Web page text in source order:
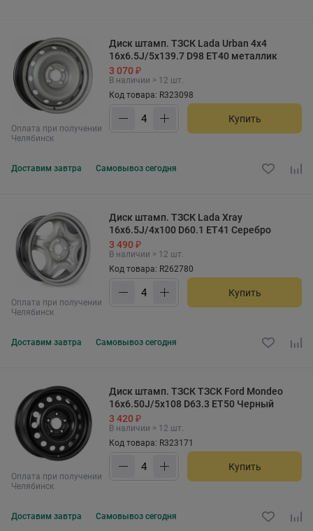
Оплата при получении
Челябинск
Диск штамп. ТЗСК Lada Urban 4х4
16x6.5J/5x139.7 D98 ET40 металлик
3 070 ₽
В наличии > 12 шт.
Код товара: R323098
Купить
Доставим завтра Самовывоз сегодня
Оплата при получении
Челябинск
Диск штамп. ТЗСК Lada Xray
16x6.5J/4x100 D60.1 ET41 Серебро
3 490 ₽
В наличии > 12 шт.
Код товара: R262780
Купить
Доставим завтра Самовывоз сегодня
Оплата при получении
Челябинск
Диск штамп. ТЗСК ТЗСК Ford Mondeo
16x6.50J/5x108 D63.3 ET50 Черный
3 420 ₽
В наличии > 12 шт.
Код товара: R323171
Купить
Доставим завтра Самовывоз сегодня